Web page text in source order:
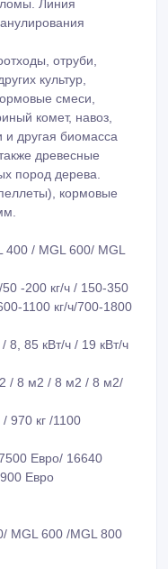
Гранулирующая
опилок. Линия
производства
Линия
отруби,
культур,
смеси,
комет, навоз,
и другая биомасса
древесные
пород дерева.
кормовые
/ MGL 600/ MGL
-200 кг/ч / 150-350
1100 кг/ч/700-1800
85 кВт/ч / 19 кВт/ч
/ 8 м2 / 8 м2 / 8 м2/
970 кг /1100
Евро/ 16640
Евро